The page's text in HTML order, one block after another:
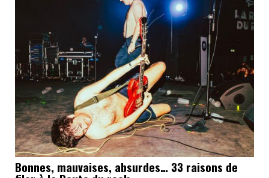
Bonnes, mauvaises, absurdes… 33 raisons de